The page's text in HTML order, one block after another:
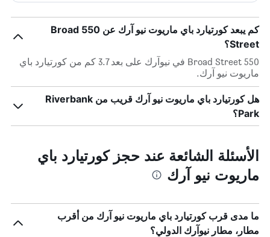
كم يبعد كورتيارد باي ماريوت نيو آرك عن 550 Broad
Street؟
550 Broad Street في نيوآرك على بعد 3.7 كم من كورتيارد باي
ماريوت نيو آرك.
هل كورتيارد باي ماريوت نيو آرك قريب من Riverbank
Park؟
الأسئلة الشائعة عند حجز كورتيارد باي
ماريوت نيو آرك
ما مدى قرب كورتيارد باي ماريوت نيو آرك من أقرب
مطار، مطار نيوآرك الدولي؟